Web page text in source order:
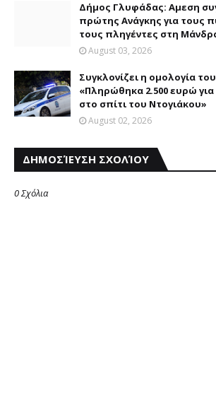
Δήμος Γλυφάδας: Aμεση
πρώτης Aνάγκης για τους
τους πληγέντες στη
August 03, 2026
Συγκλονίζει η ομολογία
«Πληρώθηκα 2.500 ευρώ
στο σπίτι του Ντογιάκου»
August 02, 2026
ΔΗΜΟΣΊΕΥΣΗ ΣΧΟΛΊΟΥ
0 Σχόλια